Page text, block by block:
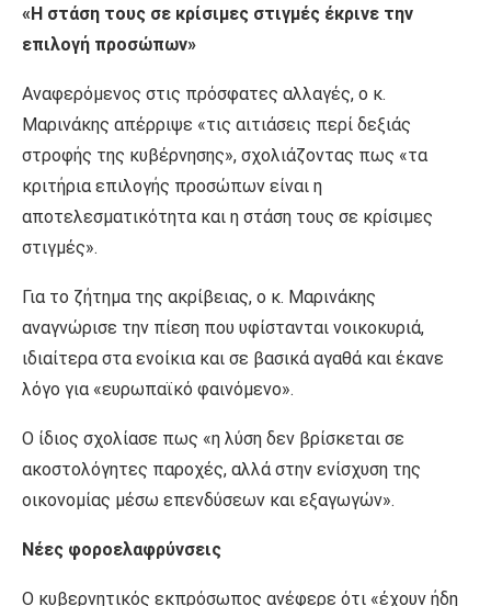
«Η στάση τους σε κρίσιμες στιγμές έκρινε την
επιλογή προσώπων»
Αναφερόμενος στις πρόσφατες αλλαγές, ο κ.
Μαρινάκης απέρριψε «τις αιτιάσεις περί δεξιάς
στροφής της κυβέρνησης», σχολιάζοντας πως «τα
κριτήρια επιλογής προσώπων είναι η
αποτελεσματικότητα και η στάση τους σε κρίσιμες
στιγμές».
Για το ζήτημα της ακρίβειας, ο κ. Μαρινάκης
αναγνώρισε την πίεση που υφίστανται νοικοκυριά,
ιδιαίτερα στα ενοίκια και σε βασικά αγαθά και έκανε
λόγο για «ευρωπαϊκό φαινόμενο».
Ο ίδιος σχολίασε πως «η λύση δεν βρίσκεται σε
ακοστολόγητες παροχές, αλλά στην ενίσχυση της
οικονομίας μέσω επενδύσεων και εξαγωγών».
Νέες φοροελαφρύνσεις
Ο κυβερνητικός εκπρόσωπος ανέφερε ότι «έχουν ήδη